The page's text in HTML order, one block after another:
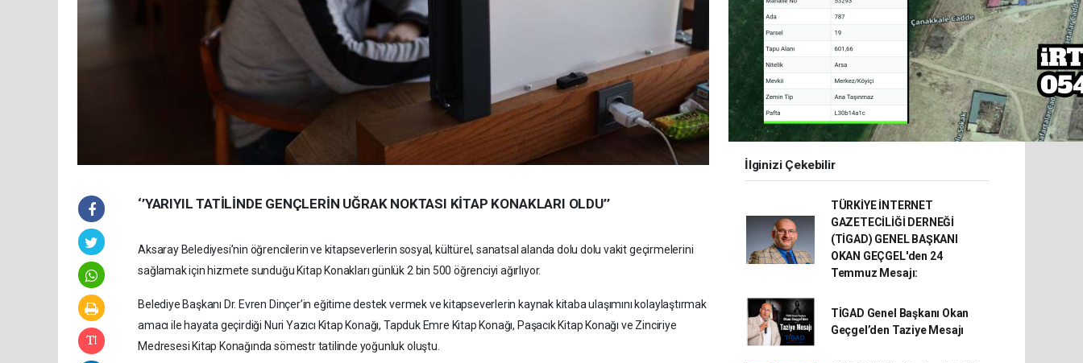
‘’YARIYIL TATİLİNDE GENÇLERİN UĞRAK NOKTASI KİTAP KONAKLARI OLDU’’
Aksaray Belediyesi’nin öğrencilerin ve kitapseverlerin sosyal, kültürel, sanatsal alanda dolu dolu vakit geçirmelerini
sağlamak için hizmete sunduğu Kitap Konakları günlük 2 bin 500 öğrenciyi ağırlıyor.
Belediye Başkanı Dr. Evren Dinçer’in eğitime destek vermek ve kitapseverlerin kaynak kitaba ulaşımını kolaylaştırmak
amacı ile hayata geçirdiği Nuri Yazıcı Kitap Konağı, Tapduk Emre Kitap Konağı, Paşacık Kitap Konağı ve Zinciriye
Medresesi Kitap Konağında sömestr tatilinde yoğunluk oluştu.
İlginizi Çekebilir
TÜRKİYE İNTERNET
GAZETECİLİĞİ DERNEĞİ
(TİGAD) GENEL BAŞKANI
OKAN GEÇGEL'den 24
Temmuz Mesajı:
TİGAD Genel Başkanı Okan
Geçgel’den Taziye Mesajı